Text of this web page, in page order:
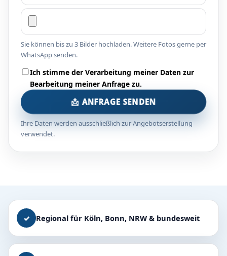
Sie können bis zu 3 Bilder hochladen. Weitere Fotos gerne per
WhatsApp senden.
Ich stimme der Verarbeitung meiner Daten zur
Bearbeitung meiner Anfrage zu.
📩 ANFRAGE SENDEN
Ihre Daten werden ausschließlich zur Angebotserstellung
verwendet.
✓ Regional für Köln, Bonn, NRW & bundesweit